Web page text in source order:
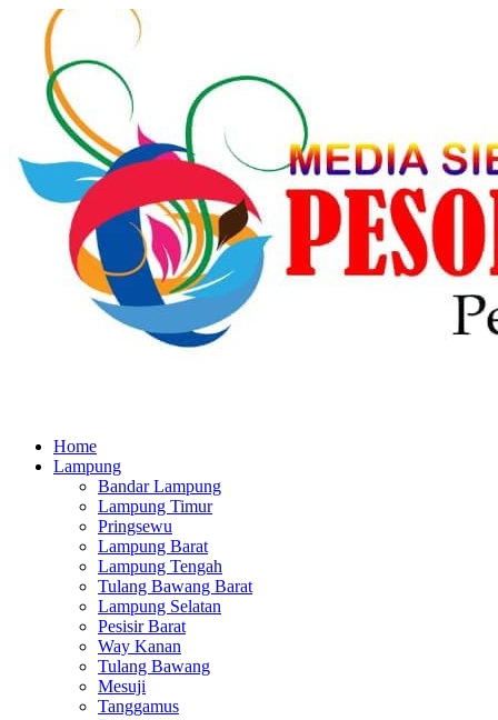
Home
Lampung
Bandar Lampung
Lampung Timur
Pringsewu
Lampung Barat
Lampung Tengah
Tulang Bawang Barat
Lampung Selatan
Pesisir Barat
Way Kanan
Tulang Bawang
Mesuji
Tanggamus